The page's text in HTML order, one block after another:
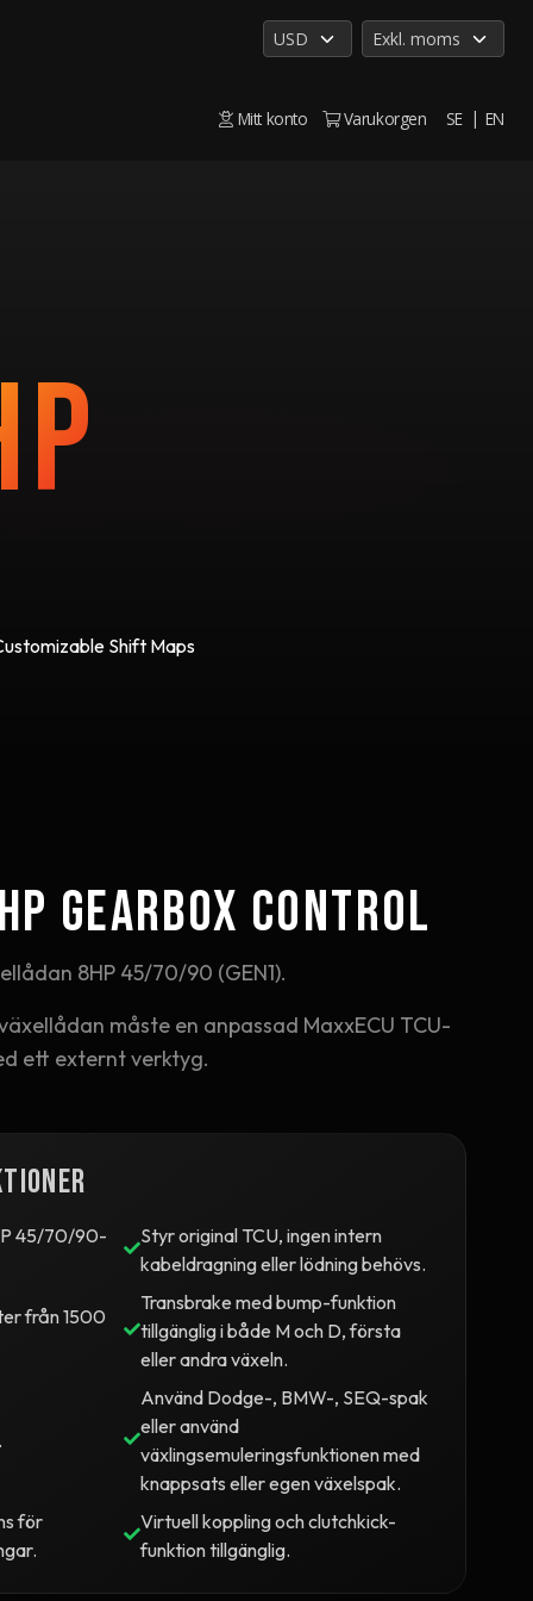
Mitt konto Varukorgen SE EN
Shift Maps
Gearbox Control
8HP 45/70/90 (GEN1).
måste en anpassad MaxxECU TCU-
ett externt verktyg.
45/70/90-
Styr original TCU, ingen intern
kabeldragning eller lödning behövs.
från 1500
Transbrake med bump-funktion
tillgänglig i både M och D, första
eller andra växeln.
Använd Dodge-, BMW-, SEQ-spak
eller använd
växlingsemuleringsfunktionen med
knappsats eller egen växelspak.
för
Virtuell koppling och clutchkick-
funktion tillgänglig.